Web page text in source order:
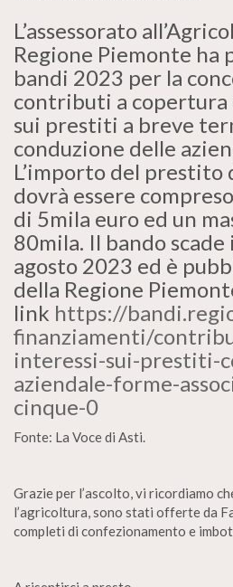
L’assessorato
Regione Piemonte ha
bandi 2023 per la
contributi a copertura
sui prestiti a breve
conduzione delle
L’importo del prestito
dovrà essere
di 5mila euro ed un
80mila. Il bando scade
agosto 2023 ed è
della Regione
link https://
finanziamenti/
interessi-sui-prestiti-
aziendale-forme-
cinque-0
Fonte: La Voce di Asti.
Grazie per l’ascolto, vi ricordiamo
l’agricoltura, sono stati offerte da
completi di confezionamento e